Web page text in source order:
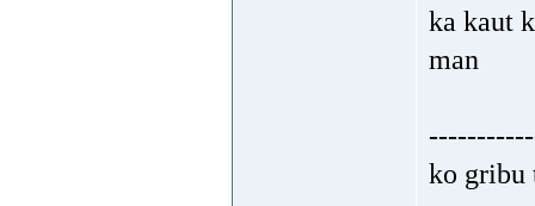
ka kaut
man
ko gribu